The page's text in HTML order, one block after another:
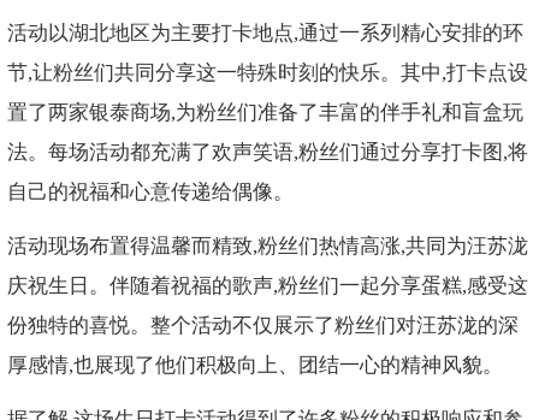
活动以湖北地区为主要打卡地点,通过一系列精心安排的环
节,让粉丝们共同分享这一特殊时刻的快乐。其中,打卡点设
置了两家银泰商场,为粉丝们准备了丰富的伴手礼和盲盒玩
法。每场活动都充满了欢声笑语,粉丝们通过分享打卡图,将
自己的祝福和心意传递给偶像。
活动现场布置得温馨而精致,粉丝们热情高涨,共同为汪苏泷
庆祝生日。伴随着祝福的歌声,粉丝们一起分享蛋糕,感受这
份独特的喜悦。整个活动不仅展示了粉丝们对汪苏泷的深
厚感情,也展现了他们积极向上、团结一心的精神风貌。